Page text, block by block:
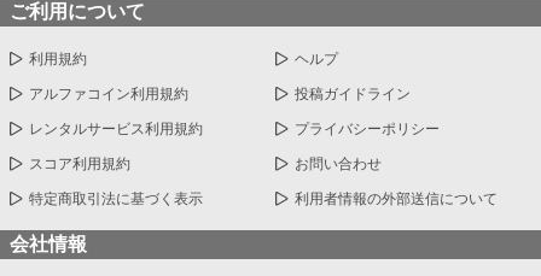
ご利用について
利用規約 ヘルプ
アルファコイン利用規約 投稿ガイドライン
レンタルサービス利用規約 プライバシーポリシー
スコア利用規約 お問い合わせ
特定商取引法に基づく表示 利用者情報の外部送信について
会社情報